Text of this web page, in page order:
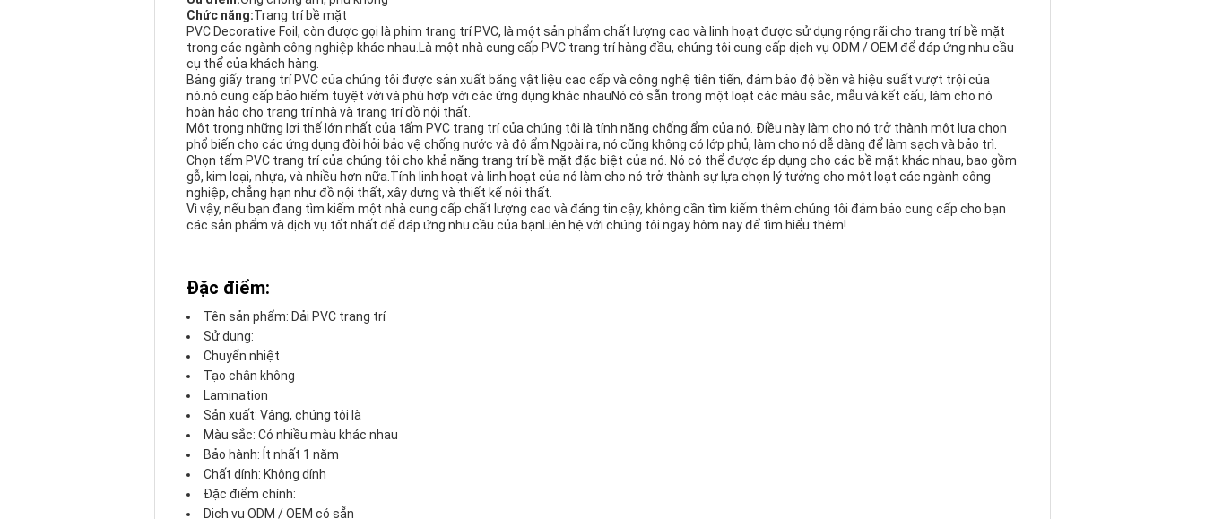
Chức năng:Trang trí bề mặt
PVC Decorative Foil, còn được gọi là phim trang trí PVC, là một sản phẩm chất lượng cao và linh hoạt được sử dụng rộng rãi cho trang trí bề mặt
trong các ngành công nghiệp khác nhau.Là một nhà cung cấp PVC trang trí hàng đầu, chúng tôi cung cấp dịch vụ ODM / OEM để đáp ứng nhu cầu
cụ thể của khách hàng.
Bảng giấy trang trí PVC của chúng tôi được sản xuất bằng vật liệu cao cấp và công nghệ tiên tiến, đảm bảo độ bền và hiệu suất vượt trội của
nó.nó cung cấp bảo hiểm tuyệt vời và phù hợp với các ứng dụng khác nhauNó có sẵn trong một loạt các màu sắc, mẫu và kết cấu, làm cho nó
hoàn hảo cho trang trí nhà và trang trí đồ nội thất.
Một trong những lợi thế lớn nhất của tấm PVC trang trí của chúng tôi là tính năng chống ẩm của nó. Điều này làm cho nó trở thành một lựa chọn
phổ biến cho các ứng dụng đòi hỏi bảo vệ chống nước và độ ẩm.Ngoài ra, nó cũng không có lớp phủ, làm cho nó dễ dàng để làm sạch và bảo trì.
Chọn tấm PVC trang trí của chúng tôi cho khả năng trang trí bề mặt đặc biệt của nó. Nó có thể được áp dụng cho các bề mặt khác nhau, bao gồm
gỗ, kim loại, nhựa, và nhiều hơn nữa.Tính linh hoạt và linh hoạt của nó làm cho nó trở thành sự lựa chọn lý tưởng cho một loạt các ngành công
nghiệp, chẳng hạn như đồ nội thất, xây dựng và thiết kế nội thất.
Vì vậy, nếu bạn đang tìm kiếm một nhà cung cấp chất lượng cao và đáng tin cậy, không cần tìm kiếm thêm.chúng tôi đảm bảo cung cấp cho bạn
các sản phẩm và dịch vụ tốt nhất để đáp ứng nhu cầu của bạnLiên hệ với chúng tôi ngay hôm nay để tìm hiểu thêm!
Đặc điểm:
Tên sản phẩm: Dải PVC trang trí
Sử dụng:
Chuyển nhiệt
Tạo chân không
Lamination
Sản xuất: Vâng, chúng tôi là
Màu sắc: Có nhiều màu khác nhau
Bảo hành: Ít nhất 1 năm
Chất dính: Không dính
Đặc điểm chính:
Dịch vụ ODM / OEM có sẵn